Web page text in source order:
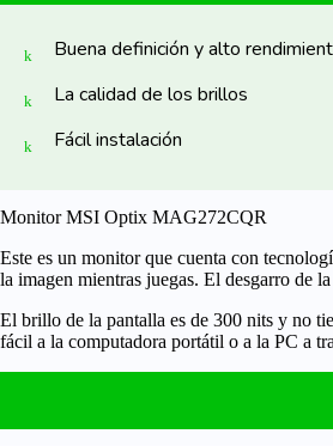
Buena definición y alto
La calidad de los brillos
Fácil instalación
Monitor MSI Optix MAG272CQR
Este es un monitor que cuenta con
la imagen mientras juegas. El desgarro de
El brillo de la pantalla es de 300 nits y no
fácil a la computadora portátil o a la PC a